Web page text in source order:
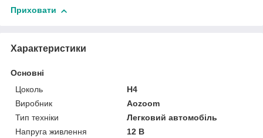
Приховати
Характеристики
Основні
Цоколь
H4
Виробник
Aozoom
Тип техніки
Легковий автомобіль
Напруга живлення
12 В